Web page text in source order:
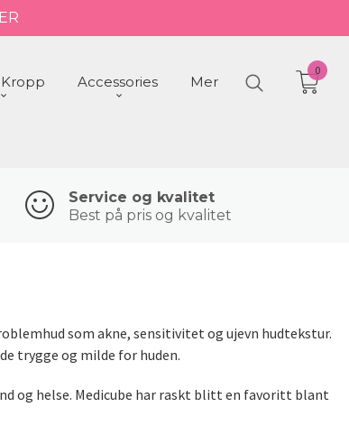
Accessories Mer
0
Service og kvalitet
Best på pris og kvalitet
som akne, sensitivitet og ujevn hudtekstur.
trygge og milde for huden.
og helse. Medicube har raskt blitt en favoritt blant